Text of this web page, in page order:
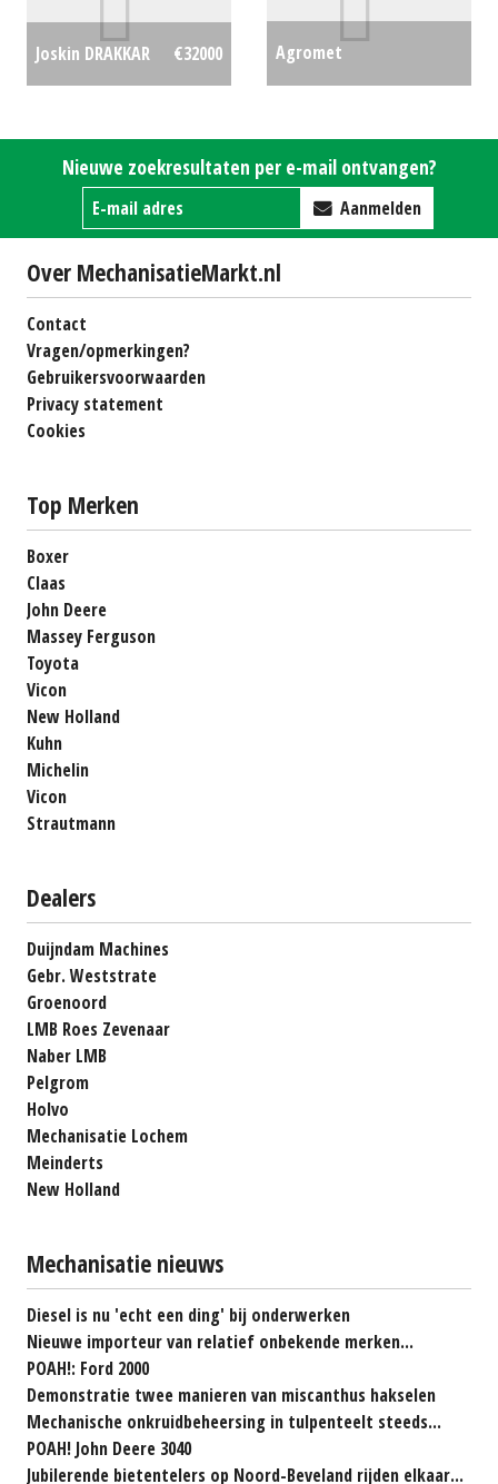
Joskin DRAKKAR €32000
Agromet
volume T653-3 (WD)
#20842
€5950
Nieuwe zoekresultaten per e-mail ontvangen?
Aanmelden
Over MechanisatieMarkt.nl
Contact
Vragen/opmerkingen?
Gebruikersvoorwaarden
Privacy statement
Cookies
Top Merken
Boxer
Claas
John Deere
Massey Ferguson
Toyota
Vicon
New Holland
Kuhn
Michelin
Vicon
Strautmann
Dealers
Duijndam Machines
Gebr. Weststrate
Groenoord
LMB Roes Zevenaar
Naber LMB
Pelgrom
Holvo
Mechanisatie Lochem
Meinderts
New Holland
Mechanisatie nieuws
Diesel is nu 'echt een ding' bij onderwerken
Nieuwe importeur van relatief onbekende merken...
POAH!: Ford 2000
Demonstratie twee manieren van miscanthus hakselen
Mechanische onkruidbeheersing in tulpenteelt steeds...
POAH! John Deere 3040
Jubilerende bietentelers op Noord-Beveland rijden elkaar...